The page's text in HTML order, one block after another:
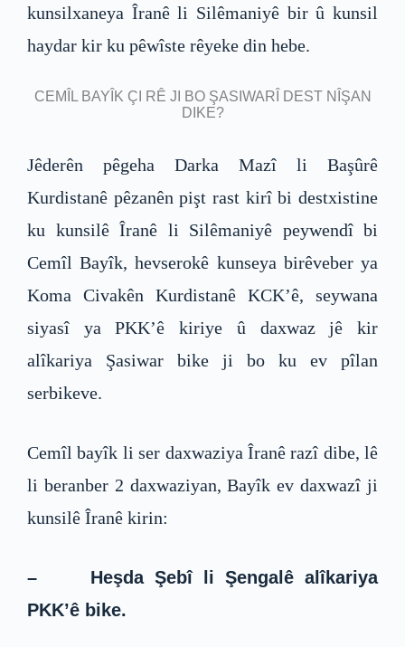
kunsilxaneya Îranê li Silêmaniyê bir û kunsil
haydar kir ku pêwîste rêyeke din hebe.
CEMÎL BAYÎK ÇI RÊ JI BO ŞASIWARÎ DEST NÎŞAN
DIKE?
Jêderên pêgeha Darka Mazî li Başûrê
Kurdistanê pêzanên pişt rast kirî bi destxistine
ku kunsilê Îranê li Silêmaniyê peywendî bi
Cemîl Bayîk, hevserokê kunseya birêveber ya
Koma Civakên Kurdistanê KCK’ê, seywana
siyasî ya PKK’ê kiriye û daxwaz jê kir
alîkariya Şasiwar bike ji bo ku ev pîlan
serbikeve.
Cemîl bayîk li ser daxwaziya Îranê razî dibe, lê
li beranber 2 daxwaziyan, Bayîk ev daxwazî ji
kunsilê Îranê kirin:
– Heşda Şebî li Şengalê alîkariya
PKK’ê bike.